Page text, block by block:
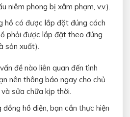
niêm phong bị xâm phạm, v.v.).
hồ có được lắp đặt đúng cách
phải được lắp đặt theo đúng
sản xuất).
đề nào liên quan đến tình
nên thông báo ngay cho chủ
sửa chữa kịp thời.
hồ điện, bạn cần thực hiện